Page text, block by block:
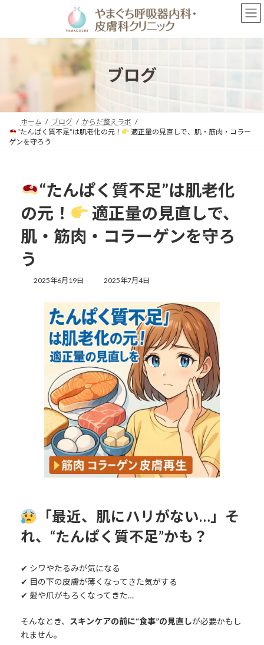
ン
プ
ー
動
ブログ
ホーム ブログ
からだ整えラボ
“たんぱく質不足”は肌老化の元！
適正量の見直しで、肌・筋肉・コラー
ゲンを守ろう
“たんぱく質不足”は肌老化
の元！
適正量の見直しで、
肌・筋肉・コラーゲンを守ろ
う
2025年6月19日
最
更
新
日
時
:
2025年7月4日
「最近、肌にハリがない…」そ
れ、“たんぱく質不足”かも？
✔ シワやたるみが気になる
✔ 目の下の皮膚が薄くなってきた気がする
✔ 髪や爪がもろくなってきた…
そんなとき、 スキンケアの前に“食事”の見直しが必要かもし
れません。